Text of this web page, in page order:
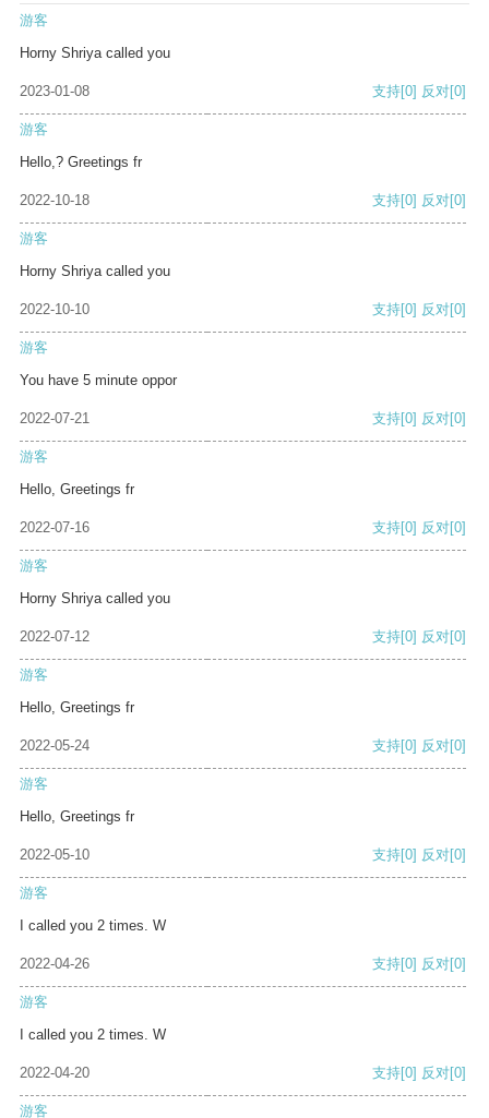
游客
Horny Shriya called you
2023-01-08 支持[0] 反对[0]
游客
Hello,? Greetings fr
2022-10-18 支持[0] 反对[0]
游客
Horny Shriya called you
2022-10-10 支持[0] 反对[0]
游客
You have 5 minute oppor
2022-07-21 支持[0] 反对[0]
游客
Hello, Greetings fr
2022-07-16 支持[0] 反对[0]
游客
Horny Shriya called you
2022-07-12 支持[0] 反对[0]
游客
Hello, Greetings fr
2022-05-24 支持[0] 反对[0]
游客
Hello, Greetings fr
2022-05-10 支持[0] 反对[0]
游客
I called you 2 times. W
2022-04-26 支持[0] 反对[0]
游客
I called you 2 times. W
2022-04-20 支持[0] 反对[0]
游客